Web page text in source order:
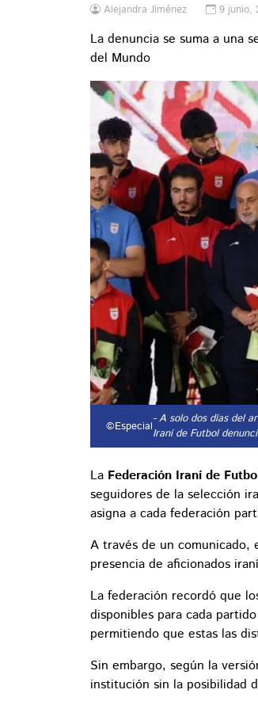
Alejandra Jiménez 9 junio,
La denuncia se suma a una
del Mundo
©Especial- A solo dos días del
Iraní de Futbol
La Federación Iraní de
seguidores de la selección
asigna a cada federación
A través de un comunicado,
presencia de aficionados
La federación recordó que
disponibles para cada
permitiendo que estas las
Sin embargo, según la
institución sin la posibilidad